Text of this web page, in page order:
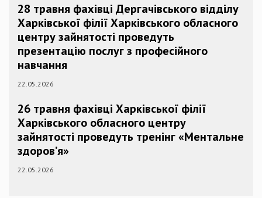
28 травня фахівці Дергачівського відділу
Харківської філії Харківського обласного
центру зайнятості проведуть
презентацію послуг з професійного
навчання
22.05.2026
26 травня фахівці Харківської філії
Харківського обласного центру
зайнятості проведуть тренінг «Ментальне
здоров’я»
22.05.2026